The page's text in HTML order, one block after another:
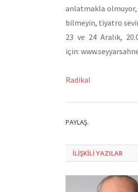
anlatmakla olmuyor,
bilmeyin, tiyatro
23 ve 24 Aralık,
için:
Radikal
PAYLAŞ.
ILIŞKILI YAZILAR